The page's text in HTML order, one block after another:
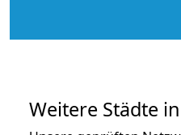
Weitere Städte